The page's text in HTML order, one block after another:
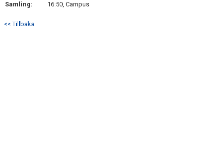
DOKUMENT
KONTAKT
Samling:
16:50, Campus
<< Tillbaka